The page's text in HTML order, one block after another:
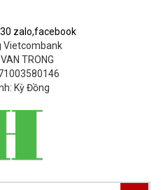
zalo,facebook
Vietcombank
TRONG
Kỳ Đồng